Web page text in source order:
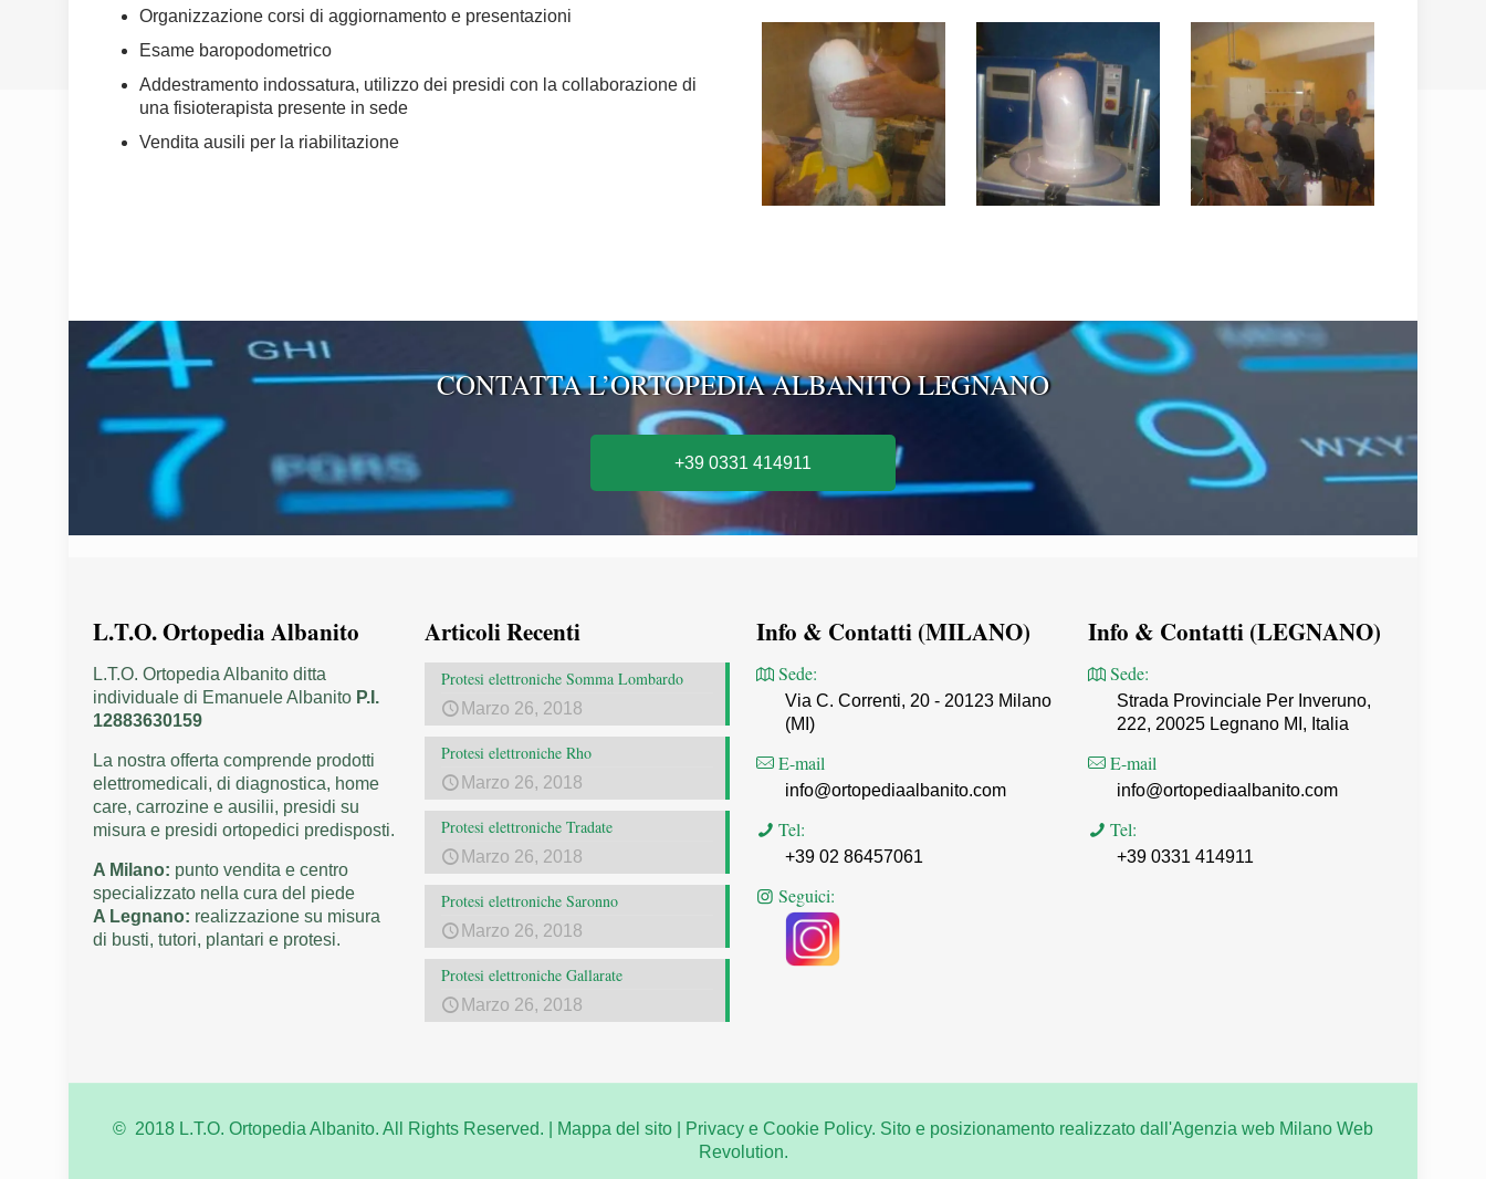
Organizzazione corsi di aggiornamento e presentazioni
Esame baropodometrico
Addestramento indossatura, utilizzo dei presidi con la collaborazione di
una fisioterapista presente in sede
Vendita ausili per la riabilitazione
CONTATTA L’ORTOPEDIA ALBANITO LEGNANO
+39 0331 414911
L.T.O. Ortopedia Albanito
L.T.O. Ortopedia Albanito ditta
individuale di Emanuele Albanito P.I.
12883630159
La nostra offerta comprende prodotti
elettromedicali, di diagnostica, home
care, carrozine e ausilii, presidi su
misura e presidi ortopedici predisposti.
A Milano: punto vendita e centro
specializzato nella cura del piede
A Legnano: realizzazione su misura
di busti, tutori, plantari e protesi.
Articoli Recenti
Protesi elettroniche Somma Lombardo
Marzo 26, 2018
Protesi elettroniche Rho
Marzo 26, 2018
Protesi elettroniche Tradate
Marzo 26, 2018
Protesi elettroniche Saronno
Marzo 26, 2018
Protesi elettroniche Gallarate
Marzo 26, 2018
Info & Contatti (MILANO)
Sede:
Via C. Correnti, 20 - 20123 Milano
(MI)
E-mail
info@ortopediaalbanito.com
Tel:
+39 02 86457061
Seguici:
Info & Contatti (LEGNANO)
Sede:
Strada Provinciale Per Inveruno,
222, 20025 Legnano MI, Italia
E-mail
info@ortopediaalbanito.com
Tel:
+39 0331 414911
© 2018 L.T.O. Ortopedia Albanito. All Rights Reserved. | Mappa del sito Privacy e Cookie Policy. Sito e posizionamento realizzato dall'Agenzia web Milano Web
Revolution.